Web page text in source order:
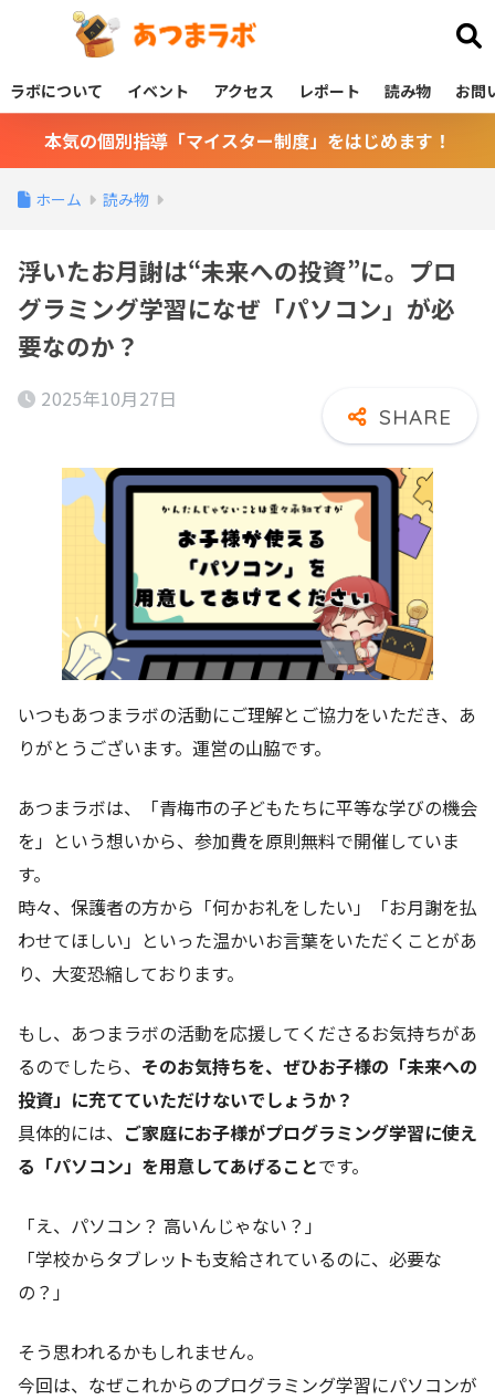
ラボについて イベント アクセス レポート 読み物 お問
本気の個別指導「マイスター制度」をはじめます！
ホーム 読み物
浮いたお月謝は“未来への投資”に。プロ
グラミング学習になぜ「パソコン」が必
要なのか？
2025年10月27日
いつもあつまラボの活動にご理解とご協力をいただき、あ
りがとうございます。運営の山脇です。
あつまラボは、「青梅市の子どもたちに平等な学びの機会
を」という想いから、参加費を原則無料で開催していま
す。
時々、保護者の方から「何かお礼をしたい」「お月謝を払
わせてほしい」といった温かいお言葉をいただくことがあ
り、大変恐縮しております。
もし、あつまラボの活動を応援してくださるお気持ちがあ
るのでしたら、 そのお気持ちを、ぜひお子様の「未来への
投資」に充てていただけないでしょうか？
具体的には、 ご家庭にお子様がプログラミング学習に使え
る「パソコン」を用意してあげることです。
「え、パソコン？ 高いんじゃない？」
「学校からタブレットも支給されているのに、必要な
の？」
そう思われるかもしれません。
今回は、なぜこれからのプログラミング学習にパソコンが